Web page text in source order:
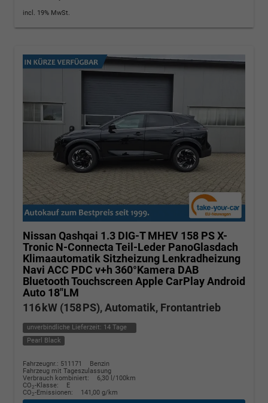
incl. 19% MwSt.
Nissan Qashqai 1.3 DIG-T MHEV 158 PS X-
Tronic N-Connecta Teil-Leder PanoGlasdach
Klimaautomatik Sitzheizung Lenkradheizung
Navi ACC PDC v+h 360°Kamera DAB
Bluetooth Touchscreen Apple CarPlay Android
Auto 18"LM
116 kW (158 PS), Automatik, Frontantrieb
unverbindliche Lieferzeit: 14 Tage
Pearl Black
Fahrzeugnr.: 511171
Benzin
Fahrzeug mit Tageszulassung
Verbrauch kombiniert:
6,30 l/100km
CO2-Klasse:
E
CO2-Emissionen: 141,00 g/km